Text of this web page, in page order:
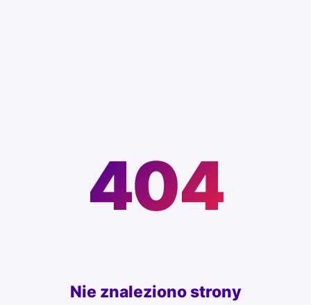
404
Nie znaleziono strony